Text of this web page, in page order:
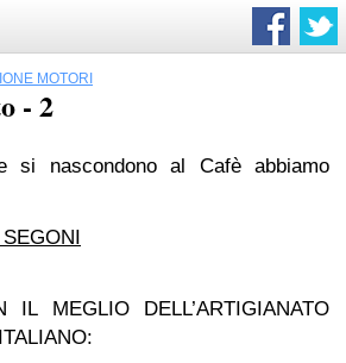
MOTORI
- 2
si nascondono al Cafè abbiamo
IL MEGLIO DELL’ARTIGIANATO